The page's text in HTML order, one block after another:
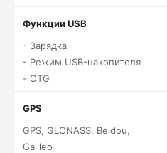
Функции USB
- Зарядка
- Режим USB-накопителя
- OTG
GPS
GPS, GLONASS, Beidou,
Galileo